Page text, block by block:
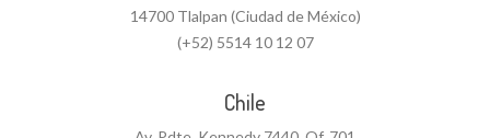
14700 Tlalpan (Ciudad de México)
(+52) 5514 10 12 07
Chile